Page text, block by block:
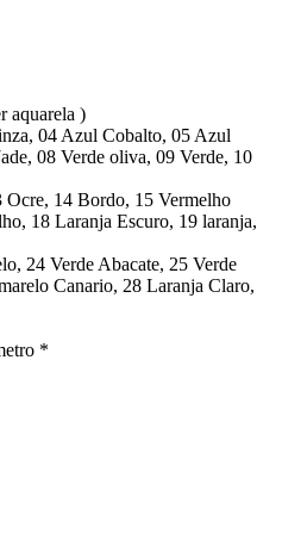
aquarela )
04 Azul Cobalto, 05 Azul
08 Verde oliva, 09 Verde, 10
14 Bordo, 15 Vermelho
18 Laranja Escuro, 19 laranja,
24 Verde Abacate, 25 Verde
Canario, 28 Laranja Claro,
*